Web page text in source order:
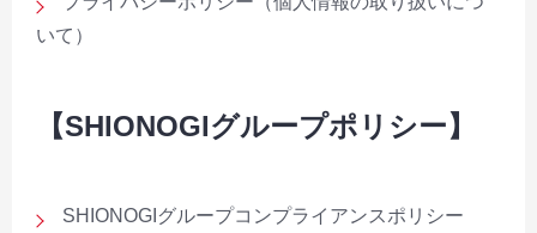
いて）
【SHIONOGIグループポリシー】
SHIONOGIグループコンプライアンスポリシー